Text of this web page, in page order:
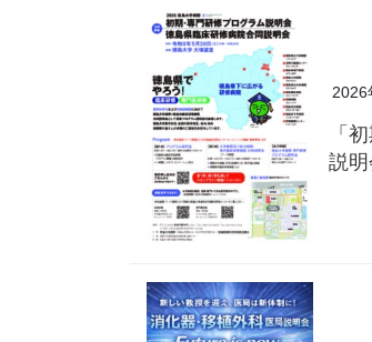
2026
「
説明